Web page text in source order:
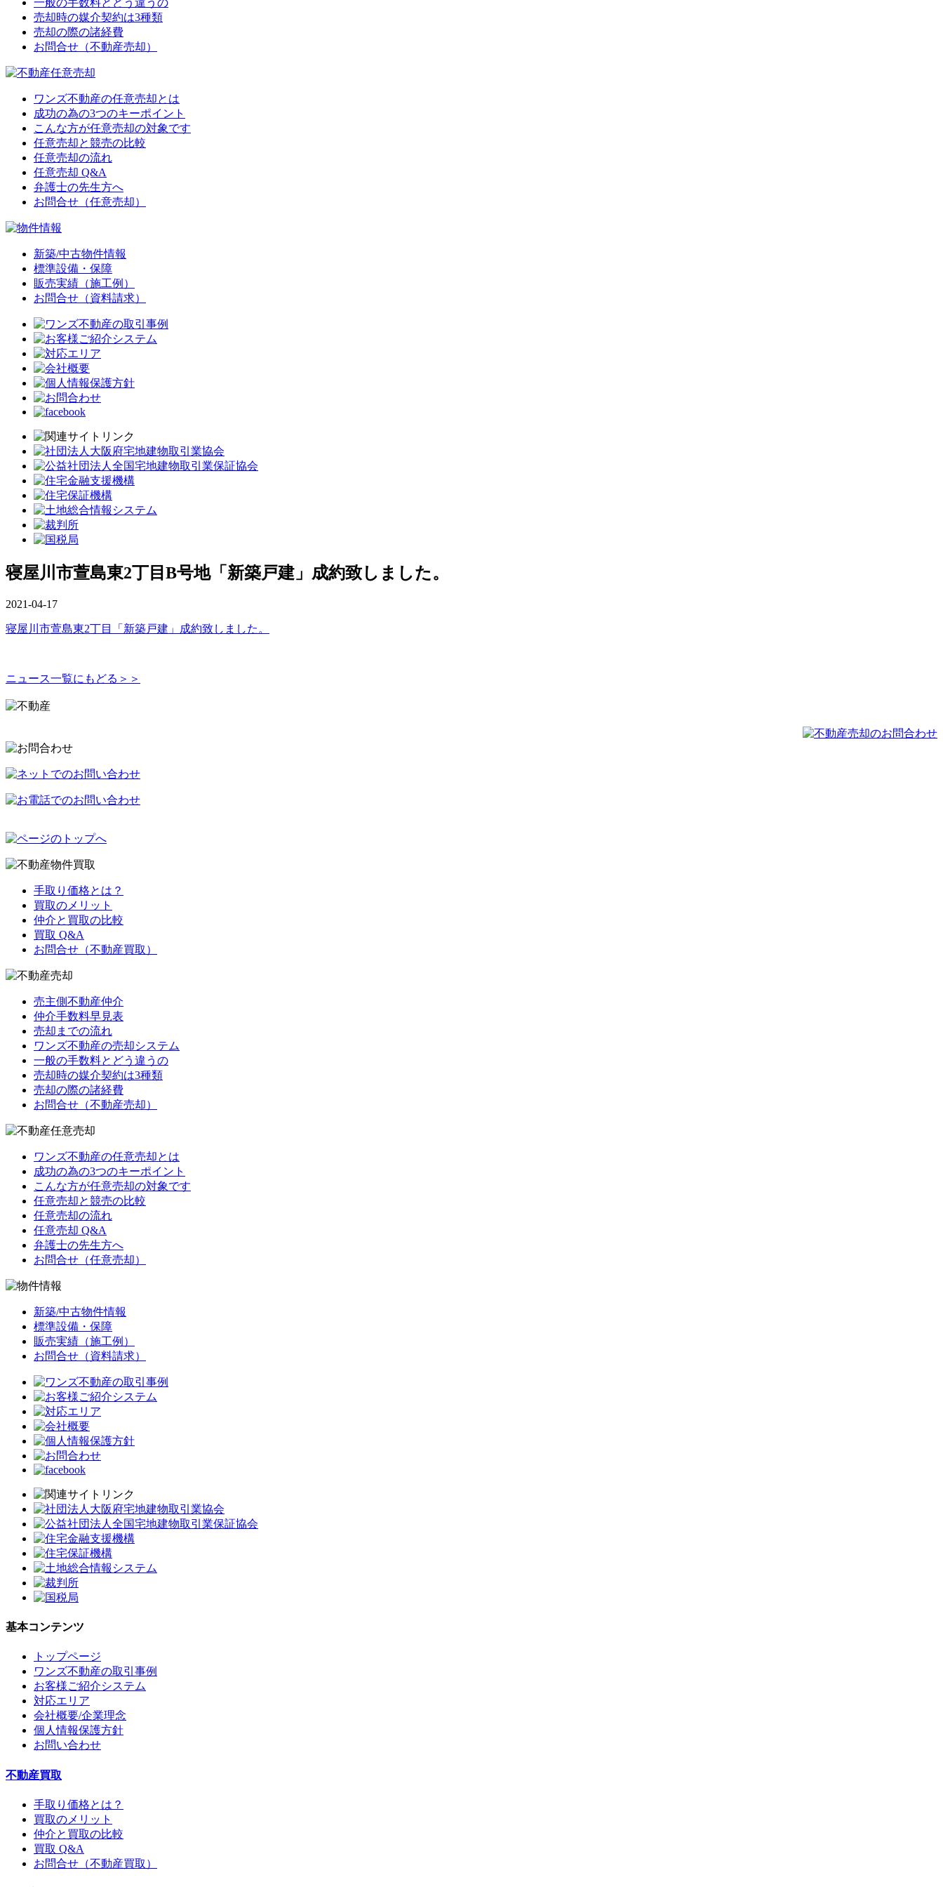
一般の手数料とどう違うの
売却時の媒介契約は3種類
売却の際の諸経費
お問合せ（不動産売却）
ワンズ不動産の任意売却とは
成功の為の3つのキーポイント
こんな方が任意売却の対象です
任意売却と競売の比較
任意売却の流れ
任意売却 Q&A
弁護士の先生方へ
お問合せ（任意売却）
新築/中古物件情報
標準設備・保障
販売実績（施工例）
お問合せ（資料請求）
寝屋川市萱島東2丁目B号地「新築戸建」成約致しました。
2021-04-17
寝屋川市萱島東2丁目「新築戸建」成約致しました。
ニュース一覧にもどる＞＞
手取り価格とは？
買取のメリット
仲介と買取の比較
買取 Q&A
お問合せ（不動産買取）
売主側不動産仲介
仲介手数料早見表
売却までの流れ
ワンズ不動産の売却システム
一般の手数料とどう違うの
売却時の媒介契約は3種類
売却の際の諸経費
お問合せ（不動産売却）
ワンズ不動産の任意売却とは
成功の為の3つのキーポイント
こんな方が任意売却の対象です
任意売却と競売の比較
任意売却の流れ
任意売却 Q&A
弁護士の先生方へ
お問合せ（任意売却）
新築/中古物件情報
標準設備・保障
販売実績（施工例）
お問合せ（資料請求）
基本コンテンツ
トップページ
ワンズ不動産の取引事例
お客様ご紹介システム
対応エリア
会社概要/企業理念
個人情報保護方針
お問い合わせ
不動産買取
手取り価格とは？
買取のメリット
仲介と買取の比較
買取 Q&A
お問合せ（不動産買取）